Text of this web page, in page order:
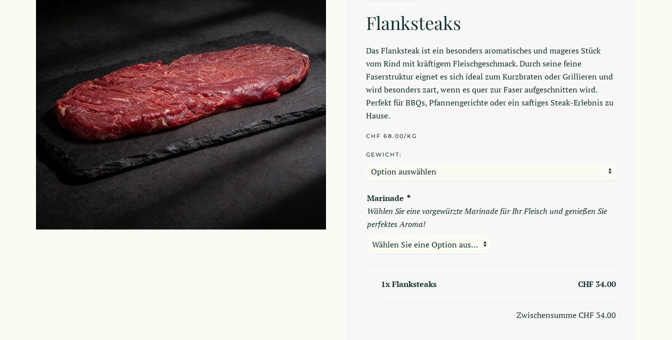
Flanksteaks
Das Flanksteak ist ein besonders aromatisches und mageres Stück
vom Rind mit kräftigem Fleischgeschmack. Durch seine feine
Faserstruktur eignet es sich ideal zum Kurzbraten oder Grillieren und
wird besonders zart, wenn es quer zur Faser aufgeschnitten wird.
Perfekt für BBQs, Pfannengerichte oder ein saftiges Steak-Erlebnis zu
Hause.
CHF 68.00/KG
GEWICHT:
Marinade *
Wählen Sie eine vorgewürzte Marinade für Ihr Fleisch und genießen Sie
perfektes Aroma!
1xFlanksteaks CHF 34.00
ZwischensummeCHF 34.00